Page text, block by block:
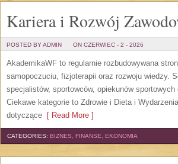
Kariera i Rozwój
POSTED BY ADMIN ON CZERWIEC - 2 - 2026
AkademikaWF to regularnie rozbudowywana
samopoczuciu, fizjoterapii oraz rozwoju wiedzy.
specjalistów, sportowców, opiekunów
Ciekawe kategorie to Zdrowie i Dieta i
dotyczące [ Read More ]
CATEGORIES: BIZNES, FINANSE, EKONOMIA